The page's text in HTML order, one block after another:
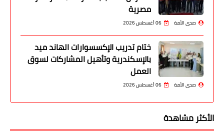
مصرية
صدى الأمة 06 أغسطس 2026
ختام تدريب الإكسسوارات الهاند ميد
بالإسكندرية وتأهيل المشاركات لسوق
العمل
صدى الأمة 06 أغسطس 2026
الأكثر مشاهدة